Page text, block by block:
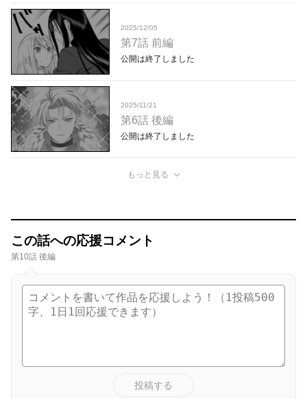
2025/12/05
第7話 前編
公開は終了しました
2025/11/21
第6話 後編
公開は終了しました
もっと見る
この話への応援コメント
第10話 後編
投稿する